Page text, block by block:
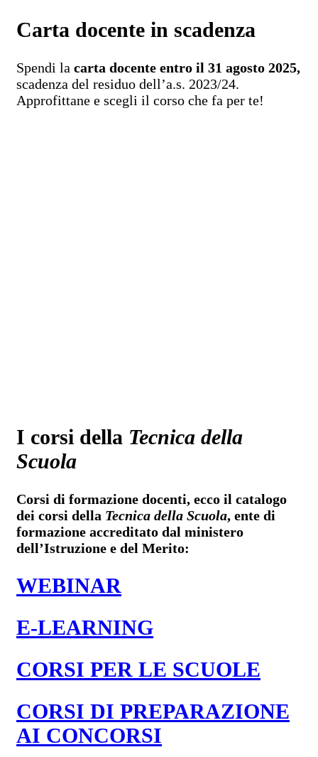
Carta docente in scadenza
Spendi la carta docente entro il 31 agosto 2025,
scadenza del residuo dell’a.s. 2023/24.
Approfittane e scegli il corso che fa per te!
I corsi della Tecnica della
Scuola
Corsi di formazione docenti, ecco il catalogo
dei corsi della Tecnica della Scuola, ente di
formazione accreditato dal ministero
dell’Istruzione e del Merito:
WEBINAR
E-LEARNING
CORSI PER LE SCUOLE
CORSI DI PREPARAZIONE
AI CONCORSI